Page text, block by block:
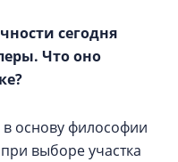
сегодня
Что оно
основу философии
выборе участка